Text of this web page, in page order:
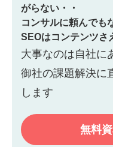
がらない・・
コンサルに頼んでも
SEOはコンテンツさ
大事なのは自社に
御社の課題解決に
します
無料